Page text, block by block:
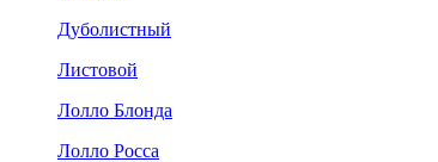
Дуболистный
Листовой
Лолло Блонда
Лолло Росса